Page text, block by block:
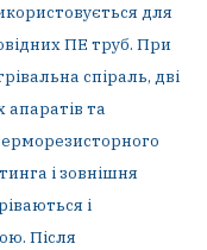
для
ПЕ труб. При
спіраль, дві
та
і зовнішня
і
Після